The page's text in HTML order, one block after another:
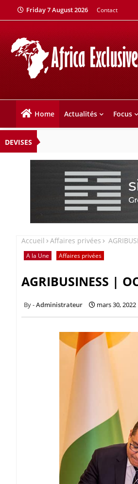
Friday 7 August 2026 Contact
Home Actualités Focus
DEVISES
Accueil Affaires privées
A la Une Affaires privées
AGRIBUSINESS |
Administrateur mars 30, 2022